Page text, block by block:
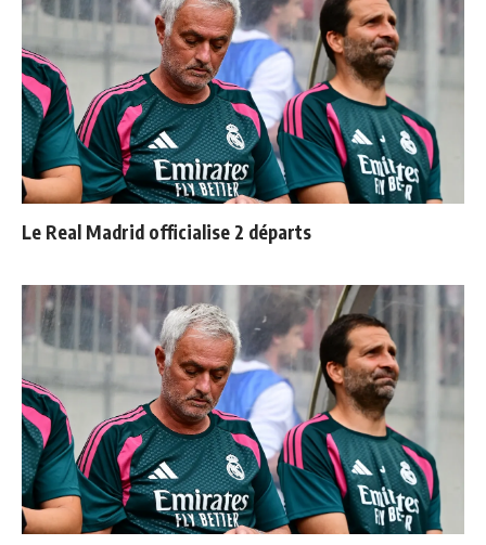
Le Real Madrid officialise 2 départs